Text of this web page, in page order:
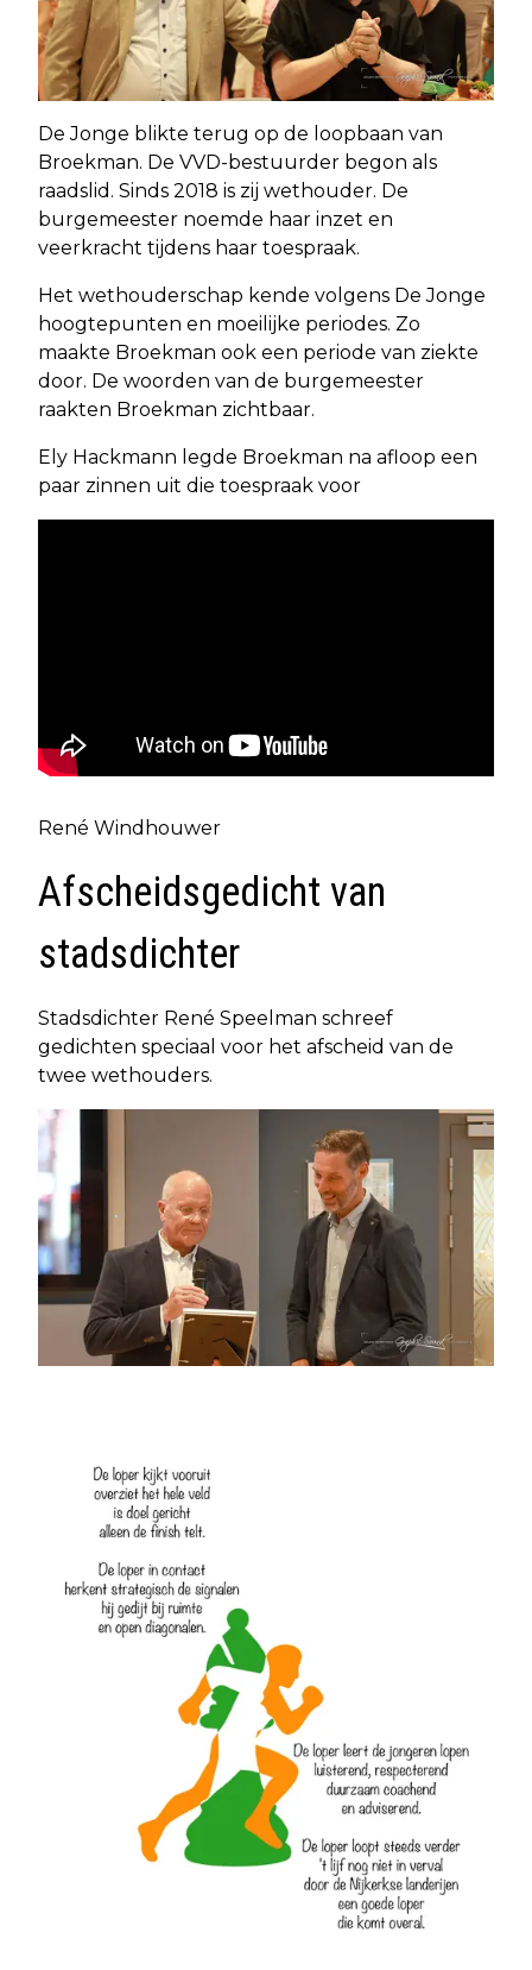
De Jonge blikte terug op de loopbaan van
Broekman. De VVD-bestuurder begon als
raadslid. Sinds 2018 is zij wethouder. De
burgemeester noemde haar inzet en
veerkracht tijdens haar toespraak.
Het wethouderschap kende volgens De Jonge
hoogtepunten en moeilijke periodes. Zo
maakte Broekman ook een periode van ziekte
door. De woorden van de burgemeester
raakten Broekman zichtbaar.
Ely Hackmann legde Broekman na afloop een
paar zinnen uit die toespraak voor
René Windhouwer
Afscheidsgedicht van
stadsdichter
Stadsdichter René Speelman schreef
gedichten speciaal voor het afscheid van de
twee wethouders.